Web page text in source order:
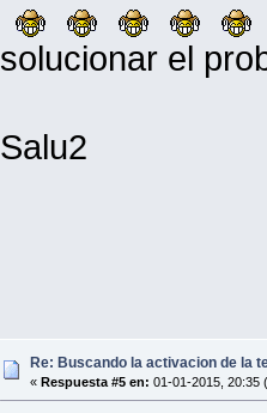
solucionar el
Salu2
Re: Buscando la activacion de la
« Respuesta #5 en: 01-01-2015, 20:35